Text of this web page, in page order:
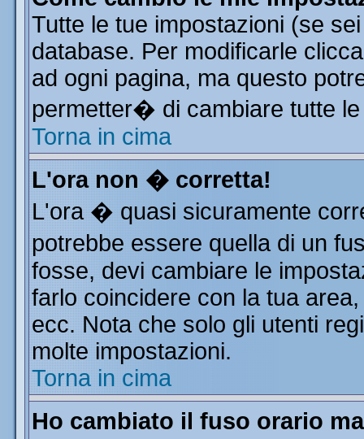
Tutte le tue impostazioni (se
database. Per modificarle
ad ogni pagina, ma questo
permetter� di cambiare tutte
Torna in cima
L'ora non � corretta!
L'ora � quasi sicuramente
potrebbe essere quella di un
fosse, devi cambiare le
farlo coincidere con la tua
ecc. Nota che solo gli utenti
molte impostazioni.
Torna in cima
Ho cambiato il fuso orario